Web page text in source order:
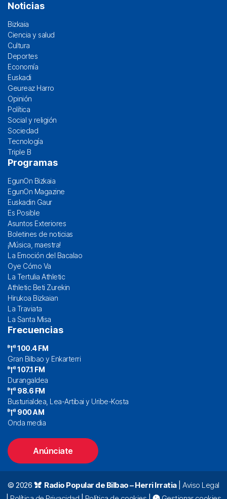
Noticias
Bizkaia
Ciencia y salud
Cultura
Deportes
Economía
Euskadi
Geureaz Harro
Opinión
Política
Social y religión
Sociedad
Tecnología
Triple B
Programas
EgunOn Bizkaia
EgunOn Magazine
Euskadin Gaur
Es Posible
Asuntos Exteriores
Boletines de noticias
¡Música, maestra!
La Emoción del Bacalao
Oye Cómo Va
La Tertulia Athletic
Athletic Beti Zurekin
Hirukoa Bizkaian
La Traviata
La Santa Misa
Frecuencias
100.4 FM
Gran Bilbao y Enkarterri
107.1 FM
Durangaldea
98.6 FM
Busturialdea, Lea-Artibai y Uribe-Kosta
900 AM
Onda media
Anúnciate
© 2026 Radio Popular de Bilbao – Herri Irratia| Aviso Legal